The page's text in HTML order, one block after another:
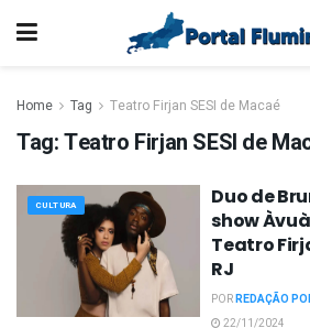
Home Tag Teatro Firjan SESI de Macaé
Tag:Teatro Firjan SESI de
CULTURA
Duo de
show
Teatro
RJ
PORREDAÇÃO
22/11/2024